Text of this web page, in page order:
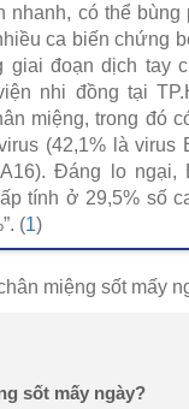
nhanh, có thể bùng
ca biến chứng
giai đoạn dịch tay
nhi đồng tại
miệng, trong đó
(42,1% là virus
A16). Đáng lo ngại,
tính ở 29,5% số
(1)
sốt mấy ngày?